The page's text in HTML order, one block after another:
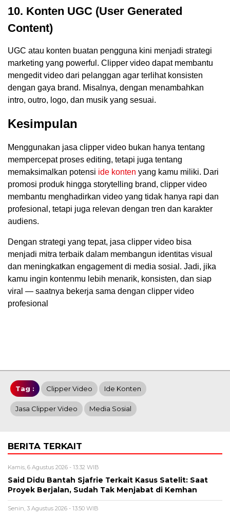
10. Konten UGC (User Generated
Content)
UGC atau konten buatan pengguna kini menjadi strategi
marketing yang powerful. Clipper video dapat membantu
mengedit video dari pelanggan agar terlihat konsisten
dengan gaya brand. Misalnya, dengan menambahkan
intro, outro, logo, dan musik yang sesuai.
Kesimpulan
Menggunakan jasa clipper video bukan hanya tentang
mempercepat proses editing, tetapi juga tentang
memaksimalkan potensi ide konten yang kamu miliki. Dari
promosi produk hingga storytelling brand, clipper video
membantu menghadirkan video yang tidak hanya rapi dan
profesional, tetapi juga relevan dengan tren dan karakter
audiens.
Dengan strategi yang tepat, jasa clipper video bisa
menjadi mitra terbaik dalam membangun identitas visual
dan meningkatkan engagement di media sosial. Jadi, jika
kamu ingin kontenmu lebih menarik, konsisten, dan siap
viral — saatnya bekerja sama dengan clipper video
profesional
Tag : Clipper Video Ide Konten
Jasa Clipper Video Media Sosial
BERITA TERKAIT
Kamis, 6 Agustus 2026 - 13:32 WIB
Said Didu Bantah Sjafrie Terkait Kasus Satelit: Saat
Proyek Berjalan, Sudah Tak Menjabat di Kemhan
Senin, 3 Agustus 2026 - 13:50 WIB